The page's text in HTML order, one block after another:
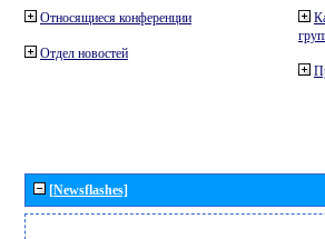
Относящиеся конференции
Отдел новостей
[Newsflashes]